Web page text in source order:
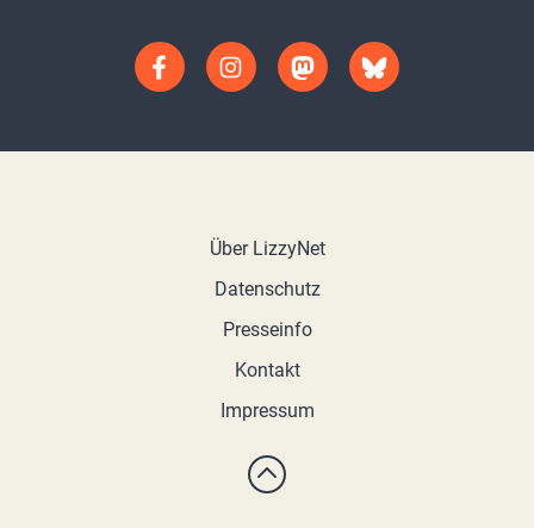
Über LizzyNet
Datenschutz
Presseinfo
Kontakt
Impressum